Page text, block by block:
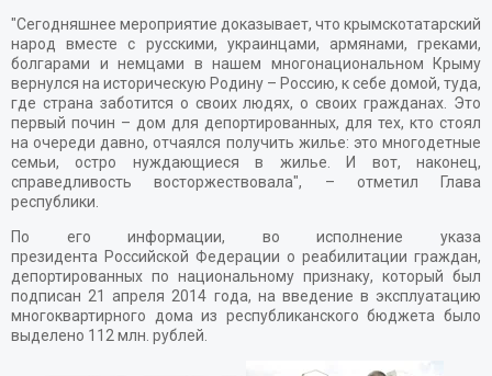
"Сегодняшнее мероприятие доказывает, что крымскотатарский
народ вместе с русскими, украинцами, армянами, греками,
болгарами и немцами в нашем многонациональном Крыму
вернулся на историческую Родину – Россию, к себе домой, туда,
где страна заботится о своих людях, о своих гражданах. Это
первый почин – дом для депортированных, для тех, кто стоял
на очереди давно, отчаялся получить жилье: это многодетные
семьи, остро нуждающиеся в жилье. И вот, наконец,
справедливость восторжествовала", – отметил Глава
республики.
По его информации, во исполнение указа
президента Российской Федерации о реабилитации граждан,
депортированных по национальному признаку, который был
подписан 21 апреля 2014 года, на введение в эксплуатацию
многоквартирного дома из республиканского бюджета было
выделено 112 млн. рублей.